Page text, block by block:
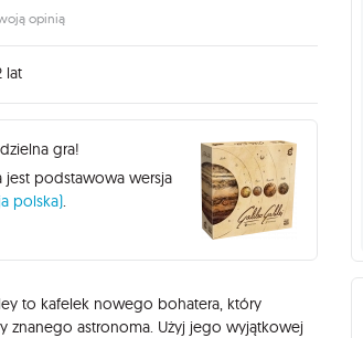
opinią
lat
gra!
jest podstawowa wersja
polska).
to kafelek nowego bohatera, który
znanego astronoma. Użyj jego wyjątkowej